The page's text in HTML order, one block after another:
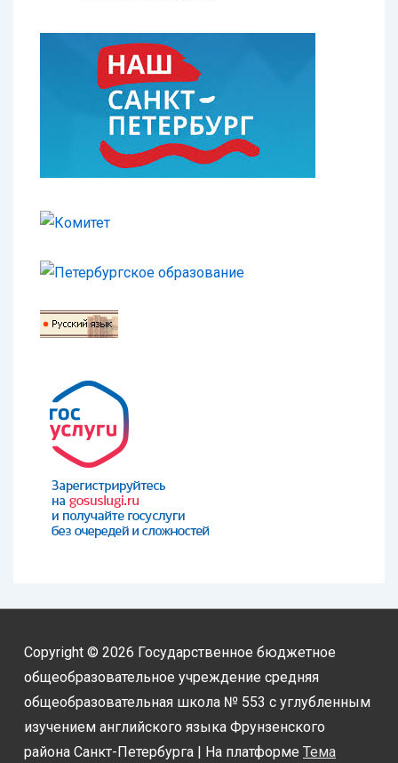
Copyright © 2026 Государственное бюджетное
общеобразовательное учреждение средняя
общеобразовательная школа № 553 с углубленным
изучением английского языка Фрунзенского
района Санкт-Петербурга | На платформе Тема